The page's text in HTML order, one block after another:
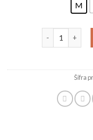
M
Šifra